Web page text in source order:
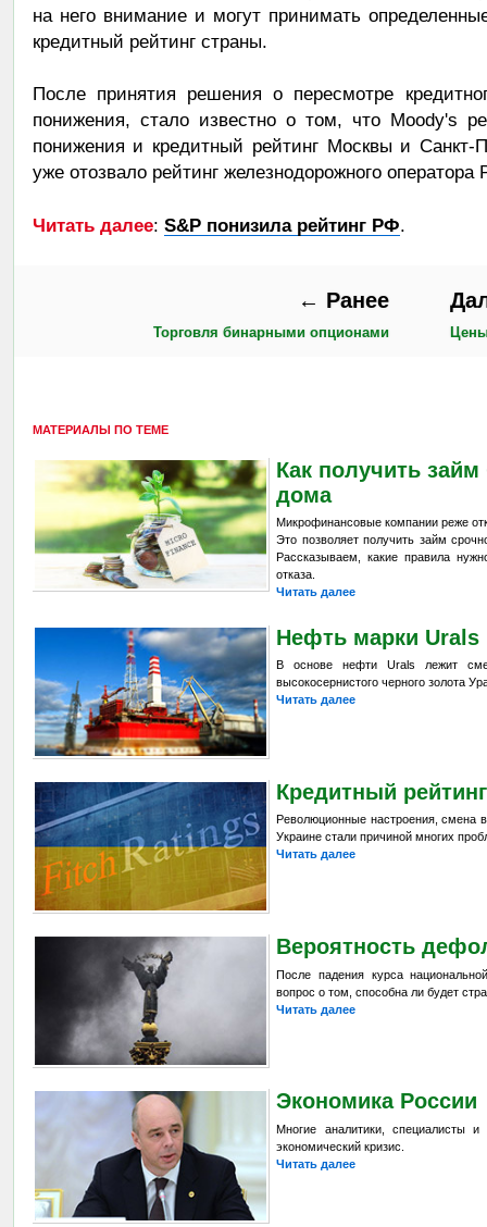
на него внимание и могут принимать
кредитный рейтинг страны.
После принятия решения о пересмотре
понижения, стало известно о том, что Moody's
понижения и кредитный рейтинг Москвы и Санкт-
уже отозвало рейтинг железнодорожного оператора
Читать далее: S&P понизила рейтинг РФ.
← Ранее
Торговля бинарными опционами
МАТЕРИАЛЫ ПО ТЕМЕ
Как получить
дома
Микрофинансовые компании реже
Это позволяет получить займ
Рассказываем, какие правила
отказа.
Читать далее
Нефть марки Urals
В основе нефти Urals лежит
высокосернистого черного золота
Читать далее
Кредитный
Революционные настроения, смена
Украине стали причиной многих
Читать далее
Вероятность
После падения курса
вопрос о том, способна ли будет
Читать далее
Экономика России
Многие аналитики, специалисты
экономический кризис.
Читать далее